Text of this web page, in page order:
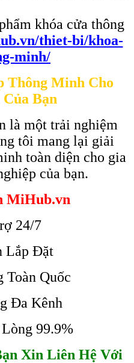
khóa cửa thông
thiet-bi/khoa-
minh/
Thông Minh Cho
Bạn
là một trải nghiệm
tôi mang lại giải
toàn diện cho gia
của bạn.
MiHub.vn
24/7
Lắp Đặt
Toàn Quốc
Đa Kênh
99.9%
Xin Liên Hệ Với